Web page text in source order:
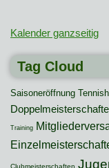
Kalender ganzseitig
Tag Cloud
Saisoneröffnung
Training
Clubmeisterschaften